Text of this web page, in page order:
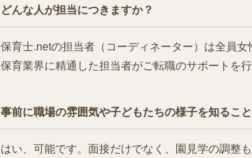
どんな人が担当につきますか？
保育士.netの担当者（コーディネーター）は全員
保育業界に精通した担当者がご転職のサポートを行
事前に職場の雰囲気や子どもたちの様子を知るこ
はい、可能です。面接だけでなく、園見学の調整も